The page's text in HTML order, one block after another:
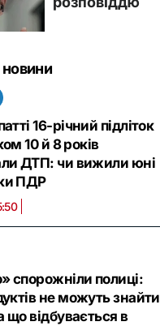
новини
16-річний підліток
10 й 8 років
ДТП: чи вижили юні
ПДР
спорожніли полиці:
не можуть знайти
що відбувається в